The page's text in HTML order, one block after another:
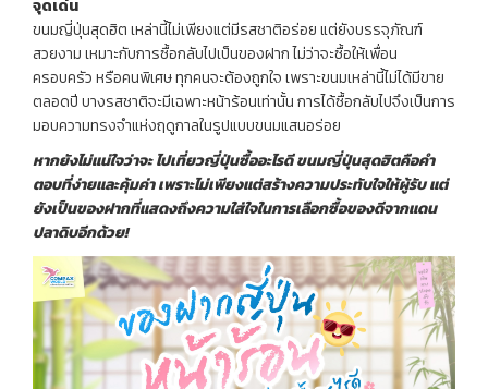
จุดเด่น
ขนมญี่ปุ่นสุดฮิต เหล่านี้ไม่เพียงแต่มีรสชาติอร่อย แต่ยังบรรจุภัณฑ์
สวยงาม เหมาะกับการซื้อกลับไปเป็นของฝาก ไม่ว่าจะซื้อให้เพื่อน
ครอบครัว หรือคนพิเศษ ทุกคนจะต้องถูกใจ เพราะขนมเหล่านี้ไม่ได้มีขาย
ตลอดปี บางรสชาติจะมีเฉพาะหน้าร้อนเท่านั้น การได้ซื้อกลับไปจึงเป็นการ
มอบความทรงจำแห่งฤดูกาลในรูปแบบขนมแสนอร่อย
หากยังไม่แน่ใจว่าจะไปเที่ยวญี่ปุ่นซื้ออะไรดีขนมญี่ปุ่นสุดฮิตคือคำ
ตอบที่ง่ายและคุ้มค่า เพราะไม่เพียงแต่สร้างความประทับใจให้ผู้รับ แต่
ยังเป็นของฝากที่แสดงถึงความใส่ใจในการเลือกซื้อของดีจากแดน
ปลาดิบอีกด้วย!